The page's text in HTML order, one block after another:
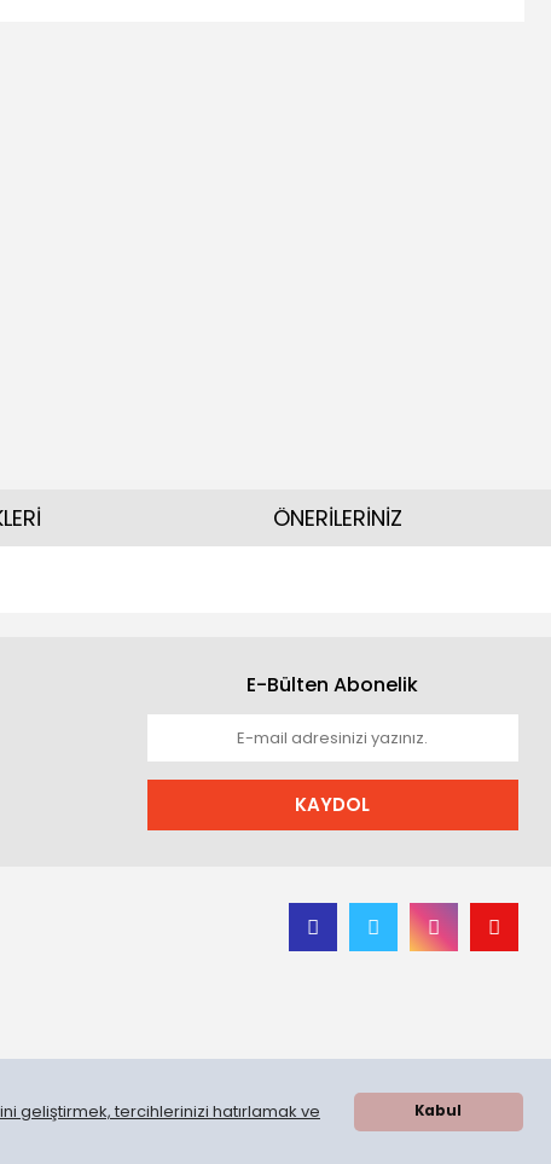
geliştirmek, tercihlerinizi hatırlamak ve
Kabul
ÖNERİLERİNİZ
E-Bülten Abonelik
KAYDOL